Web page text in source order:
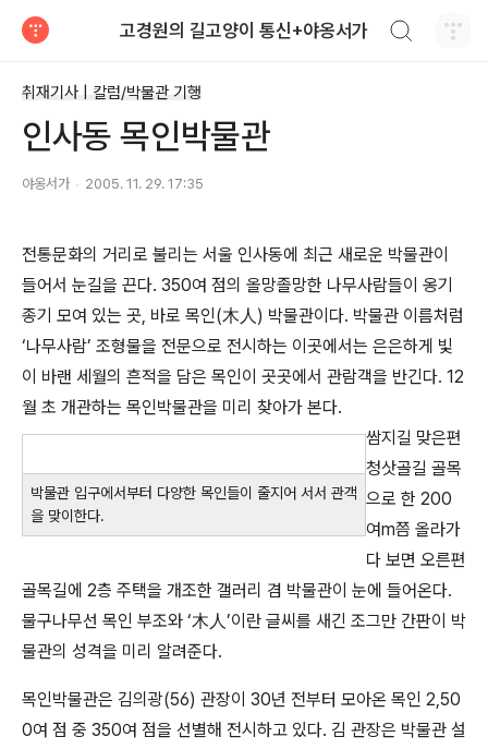
고경원의 길고양이 통신+야옹서가
취재기사 | 칼럼/박물관 기행
인사동 목인박물관
야옹서가 2005. 11. 29. 17:35
전통문화의 거리로 불리는 서울 인사동에 최근 새로운 박물관이
들어서 눈길을 끈다. 350여 점의 올망졸망한 나무사람들이 옹기
종기 모여 있는 곳, 바로 목인(木人) 박물관이다. 박물관 이름처럼
‘나무사람’ 조형물을 전문으로 전시하는 이곳에서는 은은하게 빛
이 바랜 세월의 흔적을 담은 목인이 곳곳에서 관람객을 반긴다. 12
월 초 개관하는 목인박물관을 미리 찾아가 본다.
박물관 입구에서부터 다양한 목인들이 줄지어 서서 관객
을 맞이한다.
쌈지길 맞은편
청삿골길 골목
으로 한 200
여m쯤 올라가
다 보면 오른편
골목길에 2층 주택을 개조한 갤러리 겸 박물관이 눈에 들어온다.
물구나무선 목인 부조와 ‘木人’이란 글씨를 새긴 조그만 간판이 박
물관의 성격을 미리 알려준다.
목인박물관은 김의광(56) 관장이 30년 전부터 모아온 목인 2,50
0여 점 중 350여 점을 선별해 전시하고 있다. 김 관장은 박물관 설